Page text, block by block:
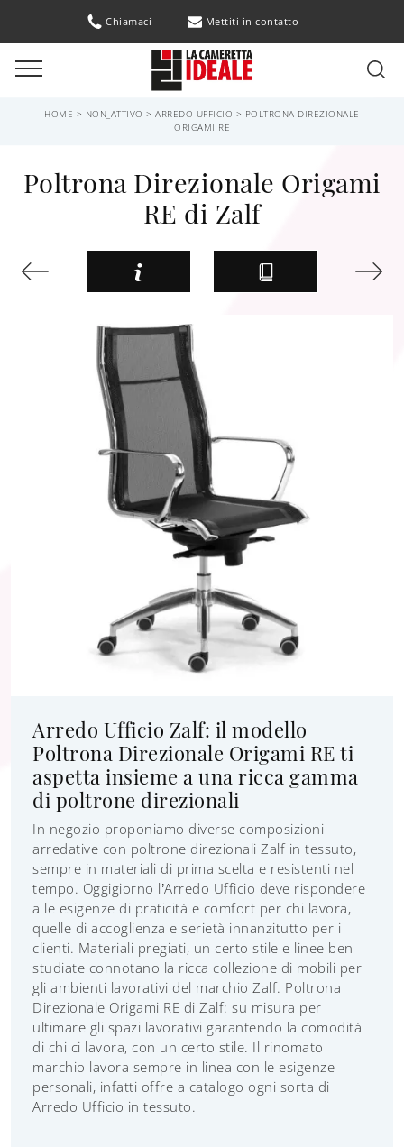
Chiamaci Mettiti in contatto
HOME > NON_ATTIVO >ARREDO UFFICIO > POLTRONA DIREZIONALE
ORIGAMI RE
Poltrona Direzionale Origami
RE di Zalf
Arredo Ufficio Zalf: il modello
Poltrona Direzionale Origami RE ti
aspetta insieme a una ricca gamma
di poltrone direzionali
In negozio proponiamo diverse composizioni
arredative con poltrone direzionali Zalf in tessuto,
sempre in materiali di prima scelta e resistenti nel
tempo. Oggigiorno l’Arredo Ufficio deve rispondere
a le esigenze di praticità e comfort per chi lavora,
quelle di accoglienza e serietà innanzitutto per i
clienti. Materiali pregiati, un certo stile e linee ben
studiate connotano la ricca collezione di mobili per
gli ambienti lavorativi del marchio Zalf. Poltrona
Direzionale Origami RE di Zalf: su misura per
ultimare gli spazi lavorativi garantendo la comodità
di chi ci lavora, con un certo stile. Il rinomato
marchio lavora sempre in linea con le esigenze
personali, infatti offre a catalogo ogni sorta di
Arredo Ufficio in tessuto.